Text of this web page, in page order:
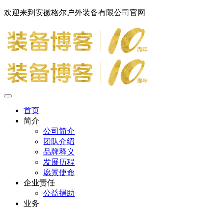
欢迎来到安徽格尔户外装备有限公司官网
首页
简介
公司简介
团队介绍
品牌释义
发展历程
愿景使命
企业责任
公益捐助
业务